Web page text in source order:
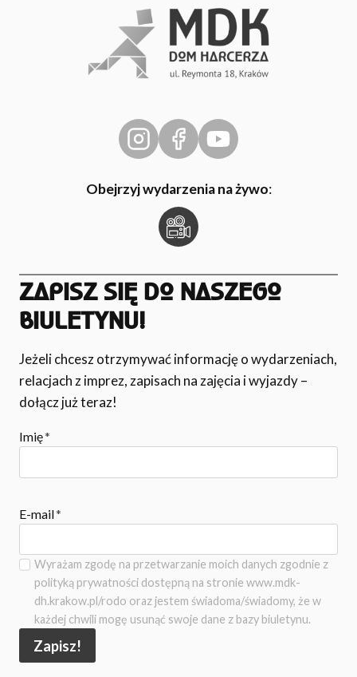
Obejrzyj wydarzenia na żywo:
ZAPISZ SIĘ DO NASZEGO
BIULETYNU!
Jeżeli chcesz otrzymywać informację o wydarzeniach,
relacjach z imprez, zapisach na zajęcia i wyjazdy –
dołącz już teraz!
Imię*
E-mail*
Wyrażam zgodę na przetwarzanie moich danych zgodnie z
polityką prywatności dostępną na stronie www.mdk-
dh.krakow.pl/rodo oraz jestem świadoma/świadomy, że w
każdej chwili mogę usunąć swoje dane z bazy biuletynu.
Zapisz!